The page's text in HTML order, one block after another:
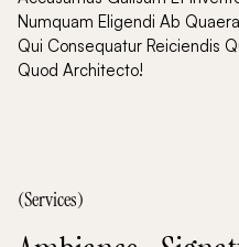
Numquam Eligendi Ab
Qui Consequatur Reiciendis
Quod Architecto!
(Services)